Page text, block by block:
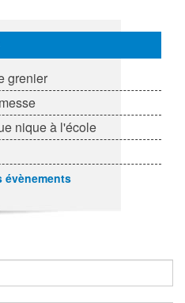
grenier
nique à l'école
évènements